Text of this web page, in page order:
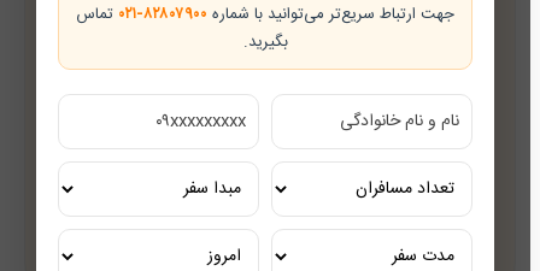
جهت ارتباط سریع‌تر می‌توانید با شماره ۰۲۱-۸۲۸۰۷۹۰۰ تماس
بگیرید.
تضمین بهترین قیمت
قیمت‌های رقابتی
مشاوره رایگان
کارشناسان مجرب گردشگری
تور ریلی اختصاصی
تجربه‌ای لوکس و به‌یادماندنی